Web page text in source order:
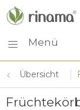
Menü
Übersicht